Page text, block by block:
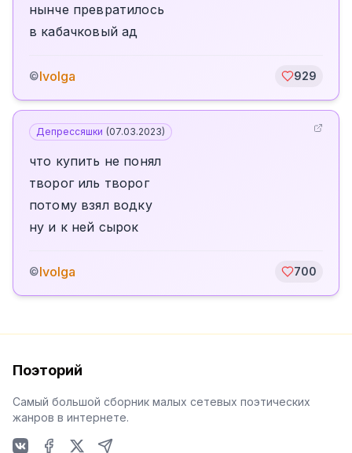
нынче превратилось
в кабачковый ад
©Ivolga 929
Депрессяшки (07.03.2023)
что купить не понял
творог иль творог
потому взял водку
ну и к ней сырок
©Ivolga 700
Поэторий
Самый большой сборник малых сетевых поэтических
жанров в интернете.